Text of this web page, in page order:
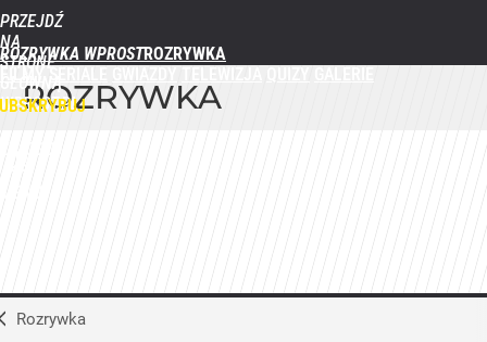
PRZEJDŹ
NA
STRONĘ
GŁÓWNĄ
WPROST.PL
ROZRYWKA WPROST
ROZRYWKA
Rozrywka